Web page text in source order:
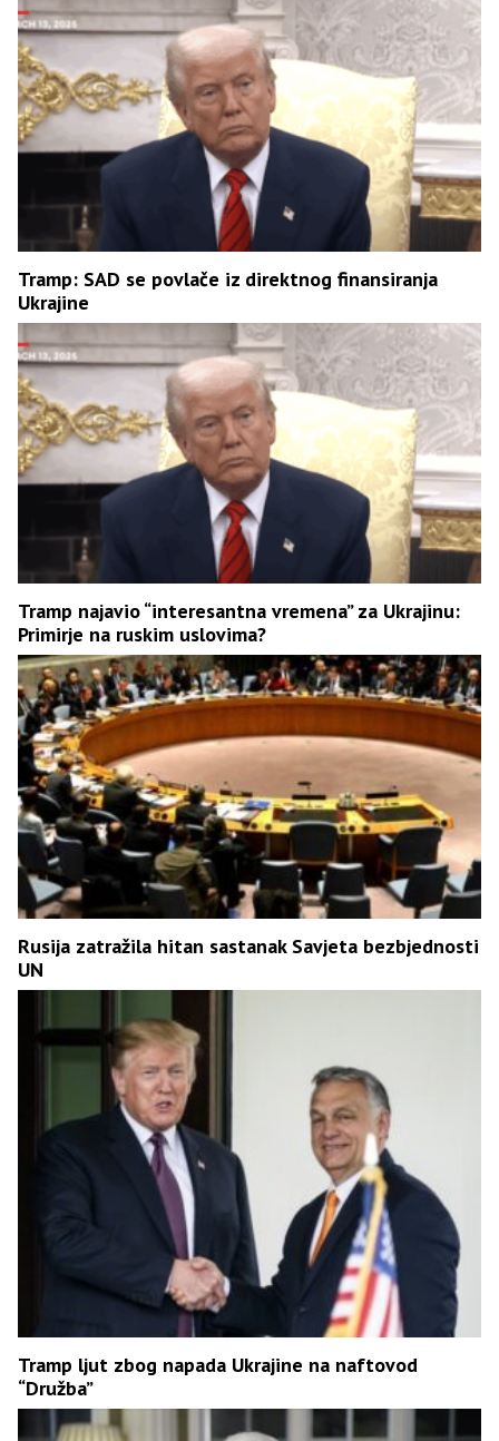
Tramp: SAD se povlače iz direktnog finansiranja
Ukrajine
Tramp najavio “interesantna vremena” za Ukrajinu:
Primirje na ruskim uslovima?
Rusija zatražila hitan sastanak Savjeta bezbjednosti
UN
Tramp ljut zbog napada Ukrajine na naftovod
“Družba”